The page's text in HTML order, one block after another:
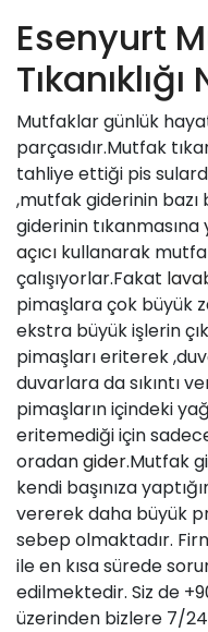
Esenyurt
Tıkanıklığı
Mutfaklar günlük
parçasıdır.Mutfak
tahliye ettiği pis
,mutfak giderinin
giderinin
açıcı kullanarak
çalışıyorlar.Fakat
pimaşlara çok büyük
ekstra büyük işlerin
pimaşları eriterek
duvarlara da sıkıntı
pimaşların içindeki
eritemediği için
oradangider.Mutfak
kendi başınıza
vererek daha büyük
sebep olmaktadır.
ile en kısa sürede
edilmektedir. Siz de
üzerinden bizlere 7/